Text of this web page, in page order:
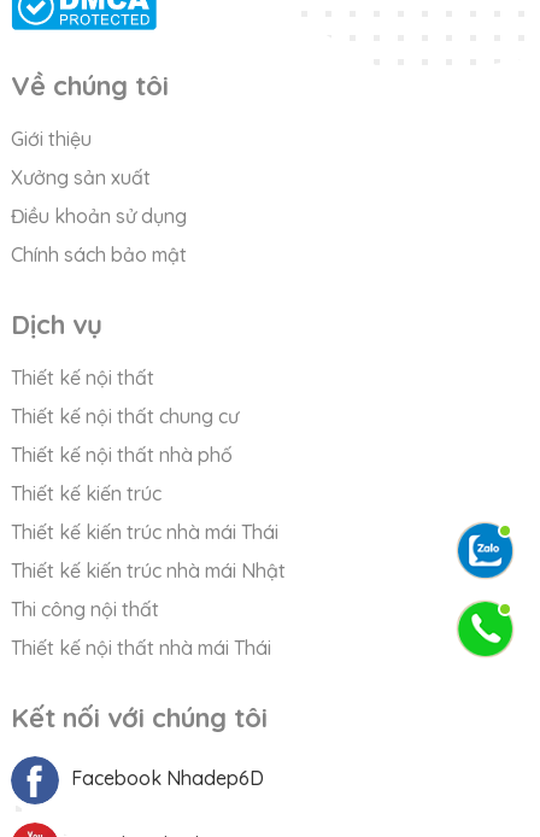
Về chúng tôi
Giới thiệu
Xưởng sản xuất
Điều khoản sử dụng
Chính sách bảo mật
Dịch vụ
Thiết kế nội thất
Thiết kế nội thất chung cư
Thiết kế nội thất nhà phố
Thiết kế kiến trúc
Thiết kế kiến trúc nhà mái Thái
Thiết kế kiến trúc nhà mái Nhật
Thi công nội thất
Thiết kế nội thất nhà mái Thái
Kết nối với chúng tôi
Facebook Nhadep6D